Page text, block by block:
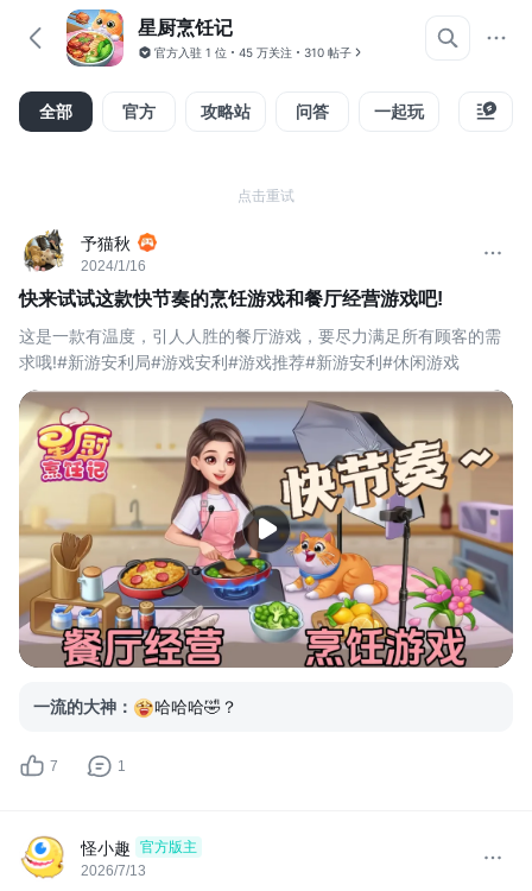
星厨烹饪记
官方入驻 1 位 45 万关注 310 帖子
全部 官方 攻略站 问答 一起玩 精华
点击重试
予猫秋
2024/1/16
快来试试这款快节奏的烹饪游戏和餐厅经营游戏吧!
这是一款有温度，引人人胜的餐厅游戏，要尽力满足所有顾客的需
求哦!#新游安利局#游戏安利#游戏推荐#新游安利#休闲游戏
一流的大神 ： 哈哈哈🤣？
7 1
怪小趣 官方版主
2026/7/13